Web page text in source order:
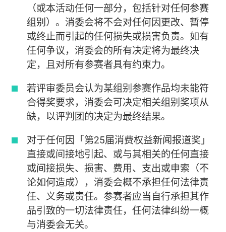
（或本活动任何一部分，包括针对任何参赛
组别）。消委会将不会对任何因更改、暂停
或终止而引起的任何损失或损害负责。如有
任何争议，消委会的所有决定将为最终决
定，且对所有参赛者具有约束力。
若评审委员会认为某组别参赛作品均未能符
合得奖要求，消委会可决定相关组别奖项从
缺，以评判团的决定为最终结果。
对于任何因「第25届消费权益新闻报道奖」
直接或间接地引起、或与其相关的任何直接
或间接损失、损害、费用、支出或申索（不
论如何造成），消委会概不承担任何法律责
任、义务或责任。参赛者应当自行承担其作
品引致的一切法律责任，任何法律纠纷一概
与消委会无关。